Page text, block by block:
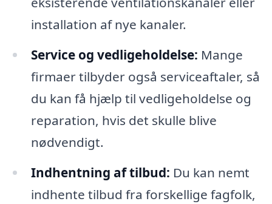
installation af nye kanaler.
Service og vedligeholdelse: Mange
firmaer tilbyder også serviceaftaler, så
du kan få hjælp til vedligeholdelse og
reparation, hvis det skulle blive
nødvendigt.
Indhentning af tilbud: Du kan nemt
indhente tilbud fra forskellige fagfolk,